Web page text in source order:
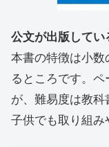
公文が出版してい
本書の特徴は小
るところです。
が、難易度は教
子供でも取り組み